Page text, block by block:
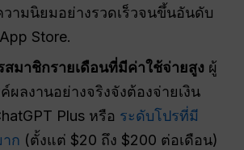
วามนิยมอย่างรวดเร็วจนขึ้นอันดับ
Store.
สมาชิกรายเดือนที่มีค่าใช้จ่ายสูง ผู้
ผลงานอย่างจริงจังต้องจ่ายเงิน
Plus หรือ ระดับโปรที่มี
ก (ตั้งแต่ $20 ถึง $200 ต่อเดือน)